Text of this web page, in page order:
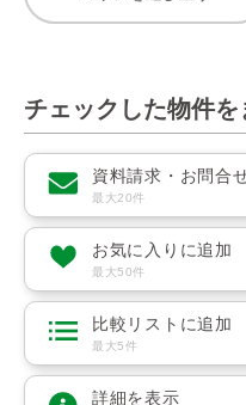
チェックした物件を
資料請求・お問合
最大20件
お気に入りに追加
最大50件
比較リストに追加
最大5件
詳細を表示